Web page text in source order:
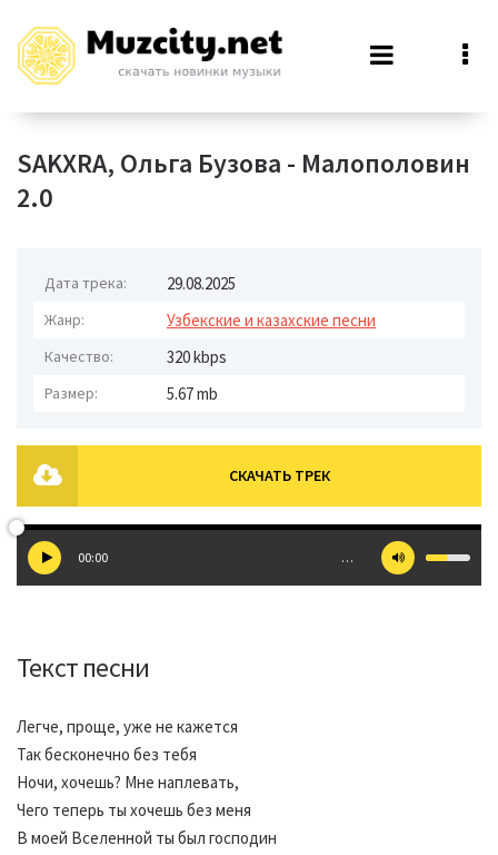
SAKXRA, Ольга Бузова - Малополовин
2.0
Дата трека: 29.08.2025
Жанр: Узбекские и казахские песни
Качество: 320 kbps
Размер: 5.67 mb
СКАЧАТЬ ТРЕК
00:00 …
Текст песни
Легче, проще, уже не кажется
Так бесконечно без тебя
Ночи, хочешь? Мне наплевать,
Чего теперь ты хочешь без меня
В моей Вселенной ты был господин